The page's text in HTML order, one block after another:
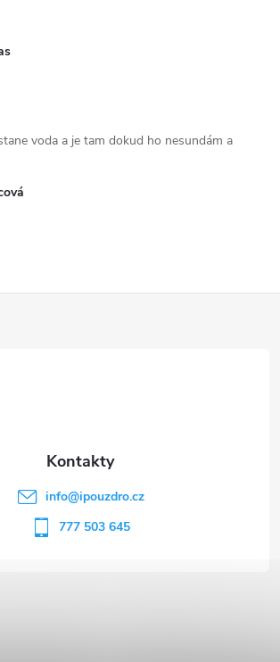
voda a je tam dokud ho nesundám a
info@ipouzdro.cz
777 503 645